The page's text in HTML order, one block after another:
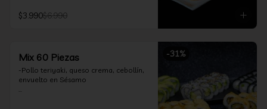
$3.990$6.990
-31%
Mix 60 Piezas
-Pollo teriyaki, queso crema, cebollín,
envuelto en Sésamo